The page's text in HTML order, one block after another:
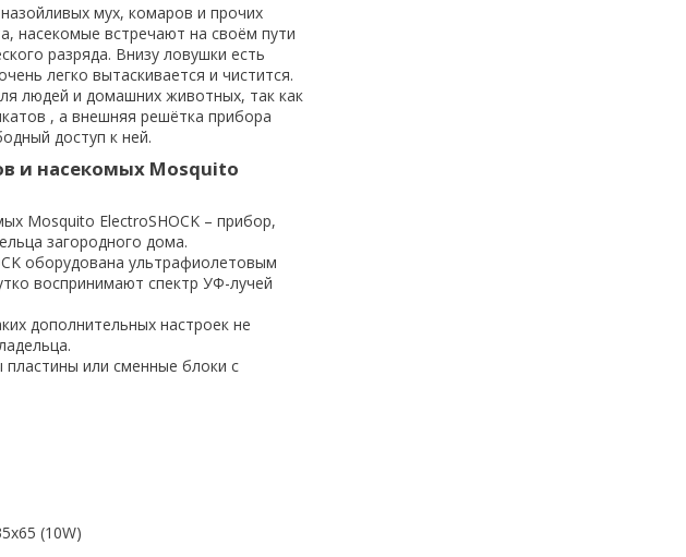
мух, комаров и прочих
насекомые встречают на своём пути
разряда. Внизу ловушки есть
легко вытаскивается и чистится.
людей и домашних животных, так как
, а внешняя решётка прибора
доступ к ней.
и насекомых Mosquito
Mosquito ElectroSHOCK – прибор,
загородного дома.
оборудована ультрафиолетовым
воспринимают спектр УФ-лучей
дополнительных настроек не
или сменные блоки с
(10W)